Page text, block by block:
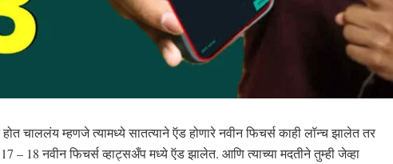
चाललंय म्हणजे त्यामध्ये सातत्याने ऍड होणारे नवीन फिचर्स काही लॉन्च झालेत तर
– 18 नवीन फिचर्स व्हाट्सअँप मध्ये ऍड झालेत. आणि त्याच्या मदतीने तुम्ही जेव्हा